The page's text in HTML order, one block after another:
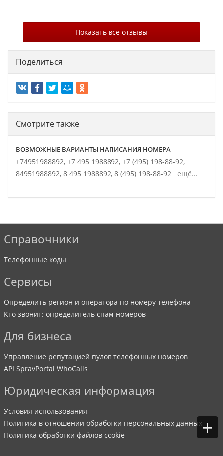
Показать все отзывы
+
Поделиться
Смотрите также
ВОЗМОЖНЫЕ ВАРИАНТЫ НАПИСАНИЯ НОМЕРА
+74951988892, +7 495 1988892, +7 (495) 198-88-92,
84951988892, 8 495 1988892, 8 (495) 198-88-92 ещё...
Справочники
Телефонные коды
Сервисы
Определить регион и оператора по номеру телефона
Кто звонит: определитель спам-номеров
Для бизнеса
Управление репутацией пулов телефонных номеров
API SpravPortal WhoCalls
Юридическая информация
Условия использования
Политика в отношении обработки персональных данных
Политика обработки файлов cookie